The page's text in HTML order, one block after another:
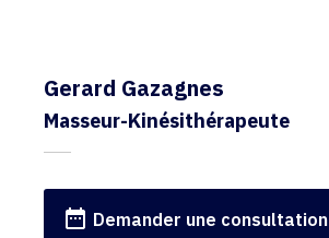
Gerard Gazagnes
Masseur-Kinésithérapeute
date_range Demander une consultation